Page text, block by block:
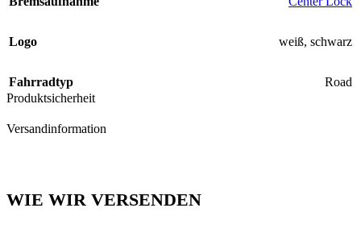
Logo weiß, schwarz
Fahrradtyp
Road
Produktsicherheit
Versandinformation
WIE WIR VERSENDEN